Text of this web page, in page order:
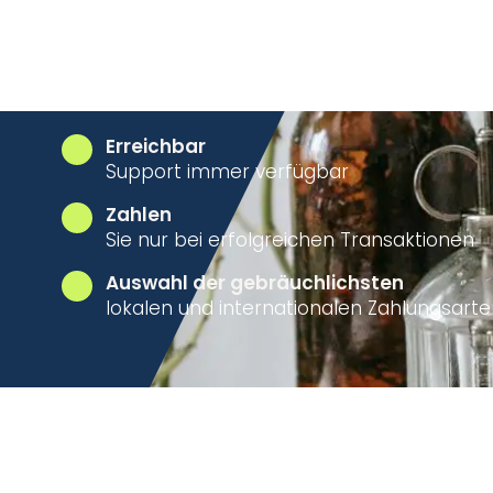
Erreichbar
Support immer verfügbar
Zahlen
Sie nur bei erfolgreichen Transaktionen
Auswahl der gebräuchlichsten
lokalen und internationalen